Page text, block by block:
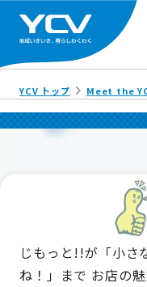
YCV トップ Meet the
じもっと!!が「小さ
ね！」まで お店の